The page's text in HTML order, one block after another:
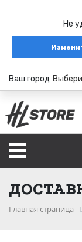
Не
Ваш город
Главная страница